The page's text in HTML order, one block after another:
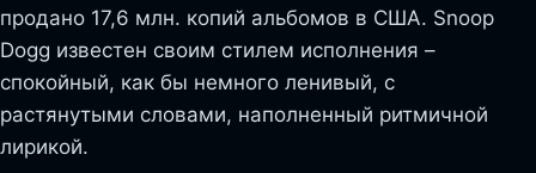
продано 17,6 млн. копий альбомов в США. Snoop
Dogg известен своим стилем исполнения –
спокойный, как бы немного ленивый, с
растянутыми словами, наполненный ритмичной
лирикой.